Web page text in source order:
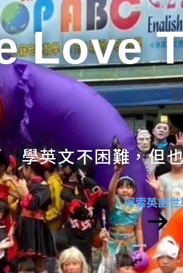
Love
學英文不困難，但
探索英語